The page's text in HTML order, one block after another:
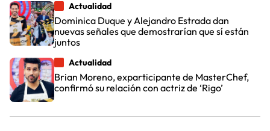
Actualidad
Dominica Duque y Alejandro Estrada dan
nuevas señales que demostrarían que sí están
juntos
Actualidad
Brian Moreno, exparticipante de MasterChef,
confirmó su relación con actriz de ‘Rigo’